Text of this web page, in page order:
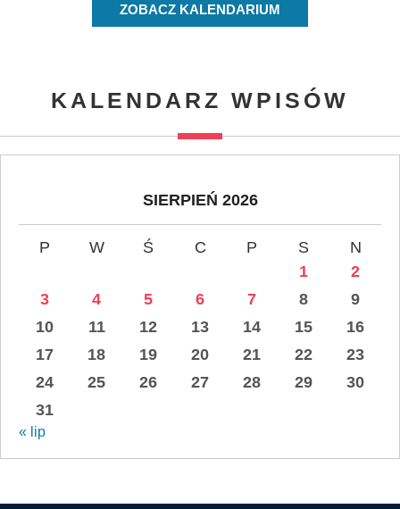
ZOBACZ KALENDARIUM
KALENDARZ WPISÓW
SIERPIEŃ 2026
P W Ś C P S
N
1
2
3
4 5 6 7 8
9
10
11 12 13 14 15
16
17
18 19 20 21 22
23
24
25 26 27 28 29
30
31
« lip